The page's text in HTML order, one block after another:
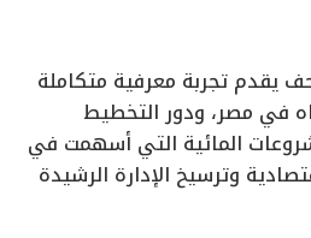
يقدم تجربة معرفية متكاملة
في مصر، ودور التخطيط
المائية التي أسهمت في
وترسيخ الإدارة الرشيدة